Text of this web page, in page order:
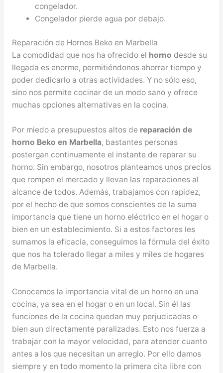
congelador.
Congelador pierde agua por debajo.
Reparación de Hornos Beko en Marbella
La comodidad que nos ha ofrecido el horno desde su
llegada es enorme, permitiéndonos ahorrar tiempo y
poder dedicarlo a otras actividades. Y no sólo eso,
sino nos permite cocinar de un modo sano y ofrece
muchas opciones alternativas en la cocina.
Por miedo a presupuestos altos de reparación de
horno Beko en Marbella, bastantes personas
postergan continuamente el instante de reparar su
horno. Sin embargo, nosotros planteamos unos precios
que rompen el mercado y llevan las reparaciones al
alcance de todos. Además, trabajamos con rapidez,
por el hecho de que somos conscientes de la suma
importancia que tiene un horno eléctrico en el hogar o
bien en un establecimiento. Si a estos factores les
sumamos la eficacia, conseguimos la fórmula del éxito
que nos ha tolerado llegar a miles y miles de hogares
de Marbella.
Conocemos la importancia vital de un horno en una
cocina, ya sea en el hogar o en un local. Sin él las
funciones de la cocina quedan muy perjudicadas o
bien aun directamente paralizadas. Esto nos fuerza a
trabajar con la mayor velocidad, para atender cuanto
antes a los que necesitan un arreglo. Por ello damos
siempre y en todo momento la primera cita libre con